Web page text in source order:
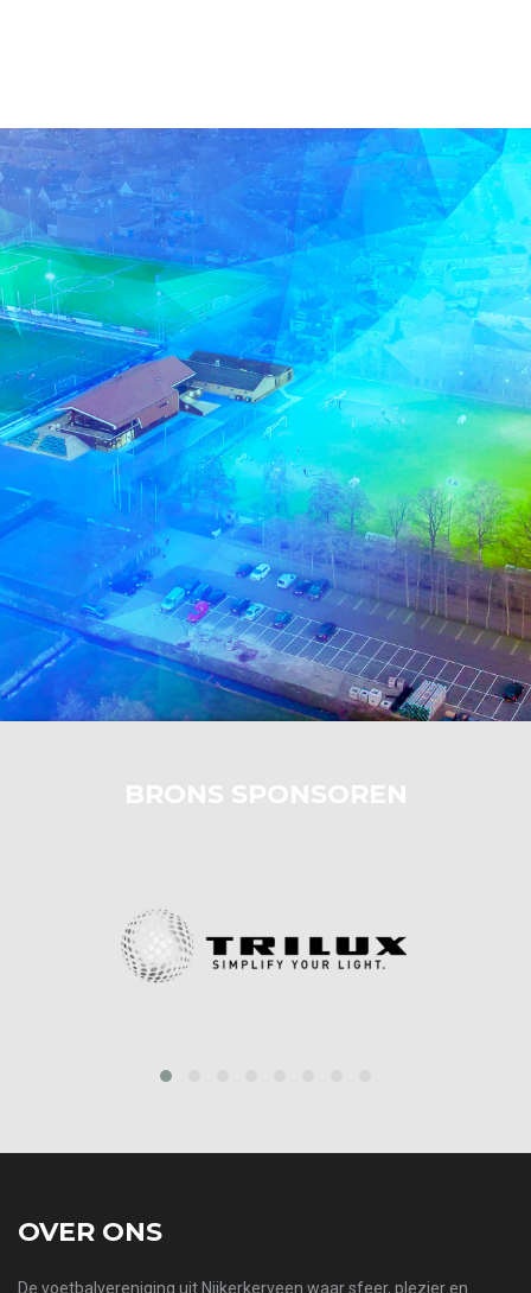
BRONS SPONSOREN
OVER ONS
De voetbalvereniging uit Nijkerkerveen waar sfeer, plezier en